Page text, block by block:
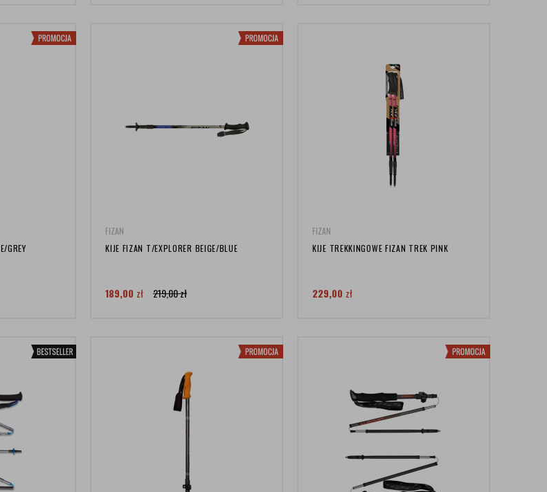
GREY
FIZAN
KIJE FIZAN T/EXPLORER BEIGE/BLUE
189,00 zł 219,00zł
FIZAN
KIJE TREKKINGOWE FIZAN TREK PINK
229,00 zł